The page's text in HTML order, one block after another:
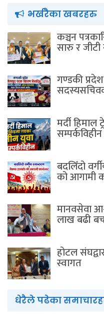
भर्खरैका खबरहरु
कञ्चन
सारु र जीटी
गण्डकी
मर्दी
सम्पर्कविहीन
बदलिँदो
को आगामी
मानवसेवा
लाख बढी
होटल
स्वागत
धेरैले पढेका